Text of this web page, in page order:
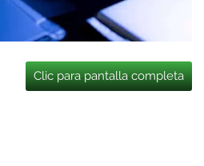
Clic para pantalla completa